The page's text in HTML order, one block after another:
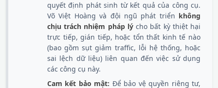
quyết định phát sinh từ kết quả của công cụ.
Võ Việt Hoàng và đội ngũ phát triển không
chịu trách nhiệm pháp lýcho bất kỳ thiệt hại
trực tiếp, gián tiếp, hoặc tổn thất kinh tế nào
(bao gồm sụt giảm traffic, lỗi hệ thống, hoặc
sai lệch dữ liệu) liên quan đến việc sử dụng
các công cụ này.
Cam kết bảo mật: Để bảo vệ quyền riêng tư,